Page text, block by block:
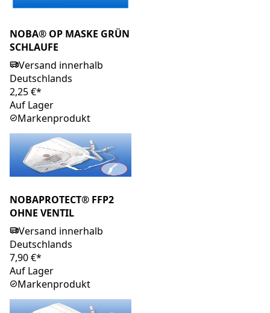
NOBA® OP MASKE GRÜN
SCHLAUFE
Versand innerhalb
Deutschlands
2,25 €*
Auf Lager
Markenprodukt
NOBAPROTECT® FFP2
OHNE VENTIL
Versand innerhalb
Deutschlands
7,90 €*
Auf Lager
Markenprodukt